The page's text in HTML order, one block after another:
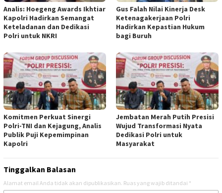
Analis: Hoegeng Awards Ikhtiar
Kapolri Hadirkan Semangat
Keteladanan dan Dedikasi
Polri untuk NKRI
Gus Falah Nilai Kinerja Desk
Ketenagakerjaan Polri
Hadirkan Kepastian Hukum
bagi Buruh
Komitmen Perkuat Sinergi
Polri-TNI dan Kejagung, Analis
Publik Puji Kepemimpinan
Kapolri
Jembatan Merah Putih Presisi
Wujud Transformasi Nyata
Dedikasi Polri untuk
Masyarakat
Tinggalkan Balasan
Alamat email Anda tidak akan dipublikasikan. Ruas yang wajib ditandai *